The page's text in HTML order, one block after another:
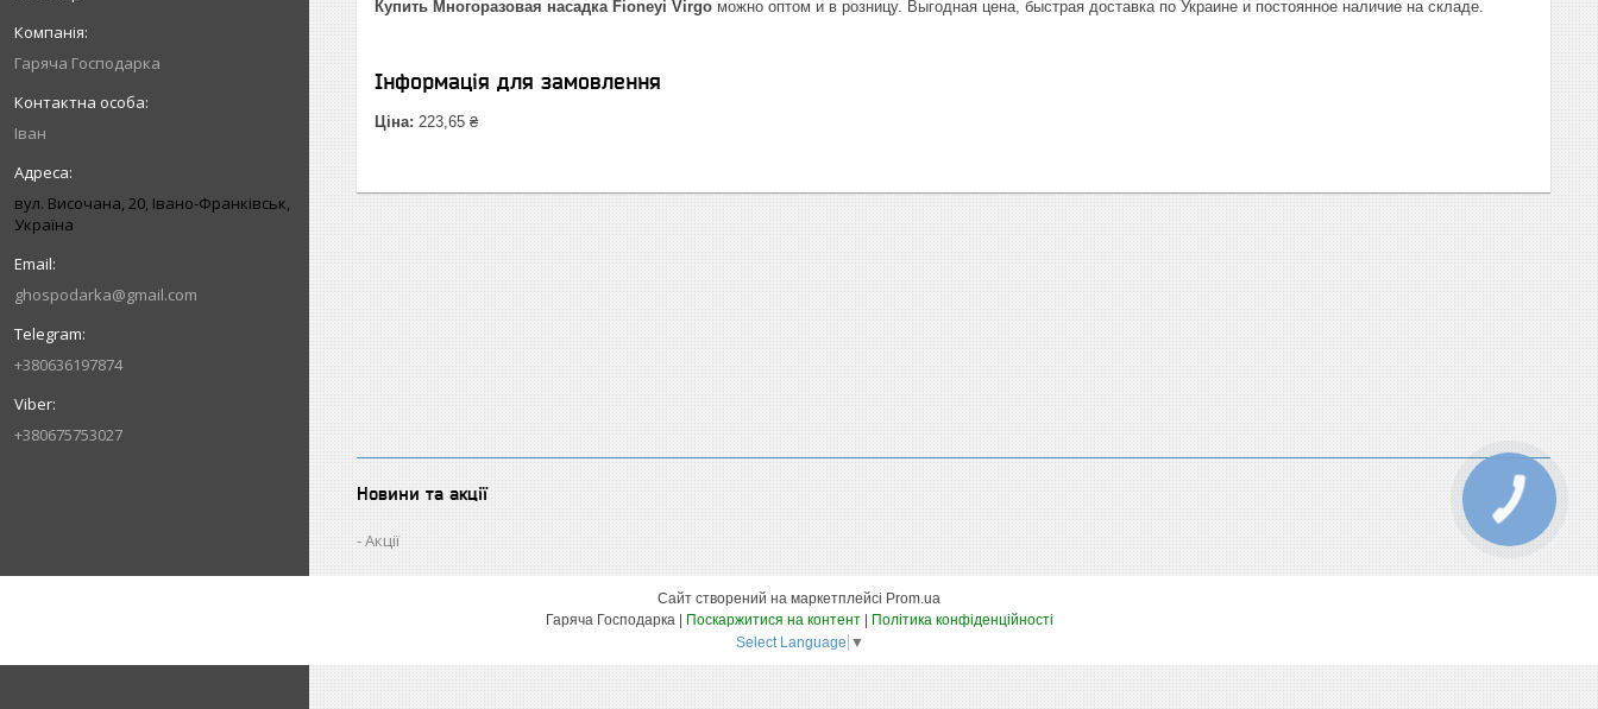
Гаряча Господарка
Іван
вул. Височана, 20, Івано-Франківськ,
Україна
ghospodarka@gmail.com
+380636197874
+380675753027
Купить Многоразовая насадка Fioneyi Virgo можно оптом и в розницу. Выгодная цена, быстрая доставка по Украине и постоянное наличие на складе.
Інформація для замовлення
Ціна: 223,65 ₴
Новини та акції
Акції
Сайт створений на маркетплейсі Prom.ua
Поскаржитися на контент
Політика конфіденційності
Select Language ▼
КНОПКА
ЗВ'ЯЗКУ